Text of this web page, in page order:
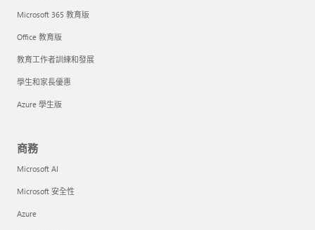
Microsoft 365 教育版
Office 教育版
教育工作者訓練和發展
學生和家長優惠
Azure 學生版
商務
Microsoft AI
Microsoft 安全性
Azure